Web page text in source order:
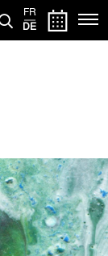
FR
DE